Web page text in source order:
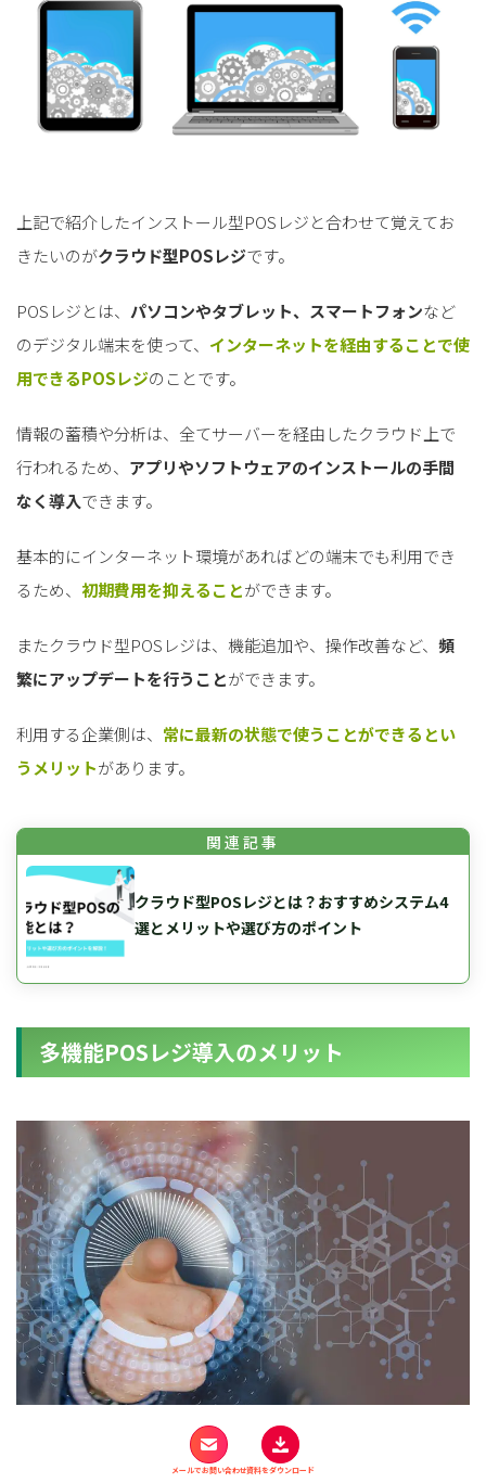
上記で紹介したインストール型POSレジと合わせて覚えてお
きたいのがクラウド型POSレジです。
POSレジとは、 パソコンやタブレット、スマートフォンなど
のデジタル端末を使って、 インターネットを経由することで使
用できるPOSレジのことです。
情報の蓄積や分析は、全てサーバーを経由したクラウド上で
行われるため、 アプリやソフトウェアのインストールの手間
なく導入できます。
基本的にインターネット環境があればどの端末でも利用でき
るため、 初期費用を抑えることができます。
またクラウド型POSレジは、機能追加や、操作改善など、 頻
繁にアップデートを行うことができます。
利用する企業側は、 常に最新の状態で使うことができるとい
うメリットがあります。
クラウド型POSレジとは？おすすめシステム4
選とメリットや選び方のポイント
多機能POSレジ導入のメリット
POSレジを導入するメリットを1つ1つ
メールでお問い合わせ資料をダウンロード